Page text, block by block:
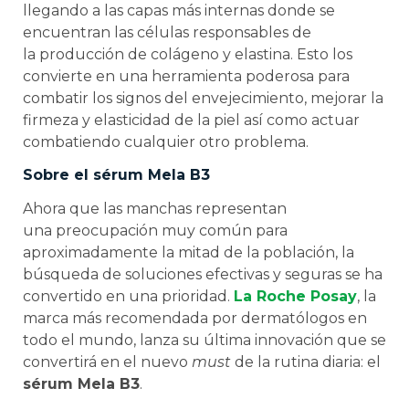
llegando a las capas más internas donde se
encuentran las células responsables de
la producción de colágeno y elastina. Esto los
convierte en una herramienta poderosa para
combatir los signos del envejecimiento, mejorar la
firmeza y elasticidad de la piel así como actuar
combatiendo cualquier otro problema.
Sobre el sérum Mela B3
Ahora que las manchas representan
una preocupación muy común para
aproximadamente la mitad de la población, la
búsqueda de soluciones efectivas y seguras se ha
convertido en una prioridad. La Roche Posay, la
marca más recomendada por dermatólogos en
todo el mundo, lanza su última innovación que se
convertirá en el nuevo must de la rutina diaria: el
sérum Mela B3.